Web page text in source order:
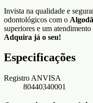
Invista na qualidade e
odontológicos com o
superiores e um
Adquira já o seu!
Especificações
Registro ANVISA
80440340001